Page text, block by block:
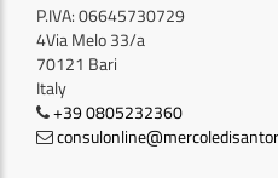
P.IVA: 06645730729
4Via Melo 33/a
70121 Bari
Italy
+39 0805232360